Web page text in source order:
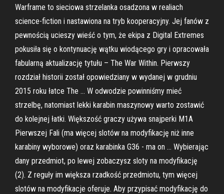
Warframe to sieciowa strzelanka osadzona w realiach
science-fiction i nastawiona na tryb kooperacyjny. Jej fanów z
pewnością ucieszy wieść o tym, że ekipa z Digital Extremes
pokusiła się o kontynuację wątku wiodącego gry i opracowała
fabularną aktualizację tytułu – The War Within. Pierwszy
rozdział historii został opowiedziany w wydanej w grudniu
2015 roku łatce The … W odwodzie powinniśmy mieć
strzelbę, natomiast lekki karabin maszynowy warto zostawić
do kolejnej łatki. Większość graczy używa snajperki M1A
Pierwszej Fali (ma więcej slotów na modyfikację niż inne
karabiny wyborowe) oraz karabinka G36 - ma on … Wybierając
dany przedmiot, po lewej zobaczysz sloty na modyfikację
(2). Z reguły im większa rzadkość przedmiotu, tym więcej
slotów na modyfikacje oferuje. Aby przypisać modyfikację do